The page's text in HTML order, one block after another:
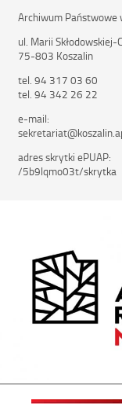
Archiwum Państwowe
ul. Marii Skłodowskiej-
75-803 Koszalin
tel. 94 317 03 60
tel. 94 342 26 22
e-mail:
adres skrytki ePUAP:
/5b9lqmo03t/skrytka